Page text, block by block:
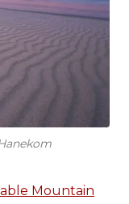
Mountain